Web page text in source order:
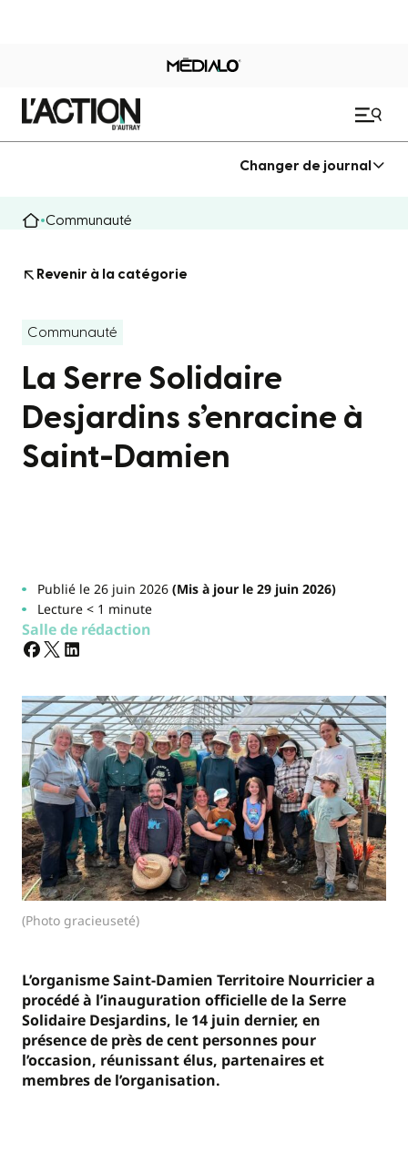
Changer de journal
Communauté
Revenir à la catégorie
Communauté
La Serre Solidaire
Desjardins s’enracine à
Saint-Damien
Publié le 26 juin 2026(Mis à jour le 29 juin 2026)
Lecture < 1 minute
Salle de rédaction
(Photo gracieuseté)
L’organisme Saint-Damien Territoire Nourricier a
procédé à l’inauguration officielle de la Serre
Solidaire Desjardins, le 14 juin dernier, en
présence de près de cent personnes pour
l’occasion, réunissant élus, partenaires et
membres de l’organisation.